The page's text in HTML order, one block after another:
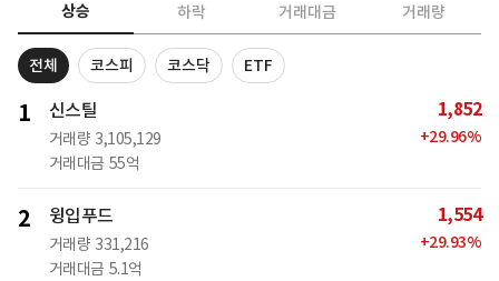
상승 하락 거래대금 거래량
전체 코스피 코스닥 ETF
1 신스틸
거래량 3,105,129
거래대금 55억
1,852
+29.96%
2 윙입푸드
거래량 331,216
거래대금 5.1억
1,554
+29.93%